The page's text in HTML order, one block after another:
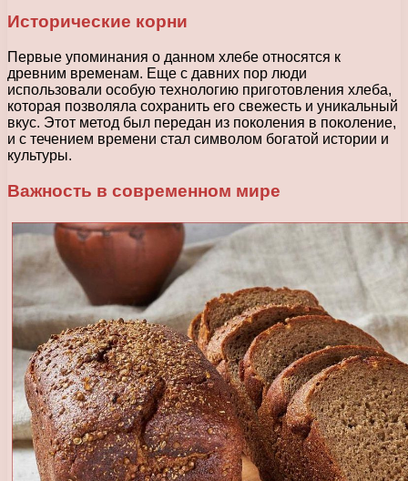
Исторические корни
Первые упоминания о данном хлебе относятся к
древним временам. Еще с давних пор люди
использовали особую технологию приготовления хлеба,
которая позволяла сохранить его свежесть и уникальный
вкус. Этот метод был передан из поколения в поколение,
и с течением времени стал символом богатой истории и
культуры.
Важность в современном мире